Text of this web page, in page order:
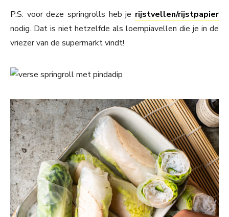
P.S: voor deze springrolls heb je rijstvellen/rijstpapier
nodig. Dat is niet hetzelfde als loempiavellen die je in de
vriezer van de supermarkt vindt!